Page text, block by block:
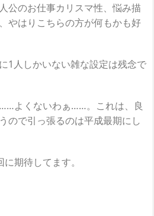
公のお仕事カリスマ性、悩み描
やはりこちらの方が何もかも好
1人しかいない雑な設定は残念で
よくないわぁ……。これは、良
ので引っ張るのは平成最期にし
期待してます。